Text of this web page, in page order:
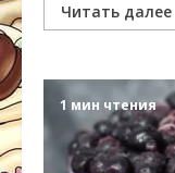
Читать далее
1 мин чтения